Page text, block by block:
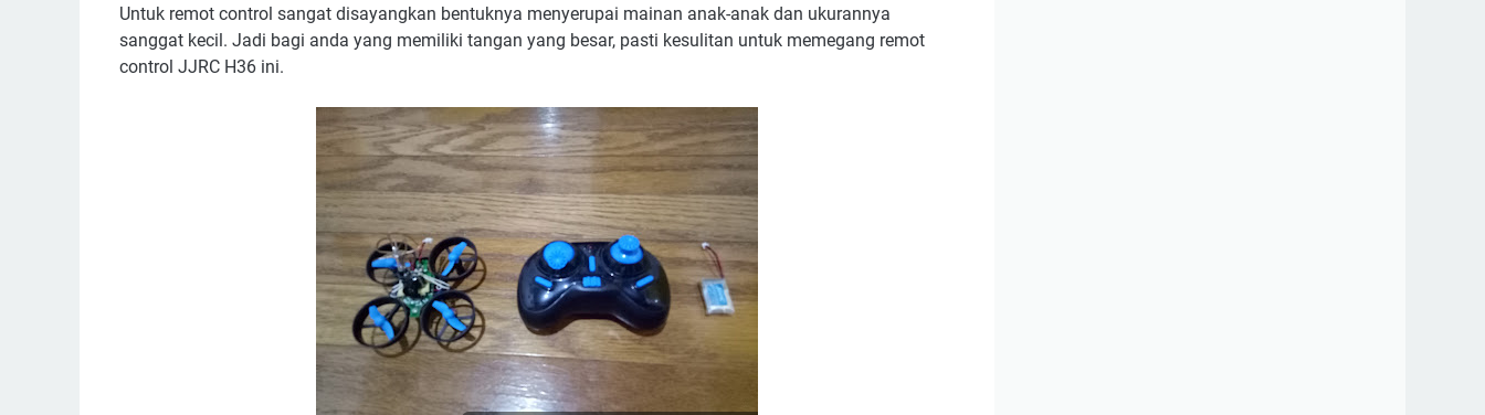
Untuk remot control sangat disayangkan bentuknya menyerupai mainan anak-anak dan ukurannya
sanggat kecil. Jadi bagi anda yang memiliki tangan yang besar, pasti kesulitan untuk memegang remot
control JJRC H36 ini.